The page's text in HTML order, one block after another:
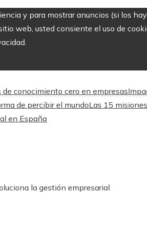
y para mostrar anuncios (si los
web, usted consiente el uso de
conocimiento cero en empresas
de percibir el mundoLas 15
en España
la gestión empresarial